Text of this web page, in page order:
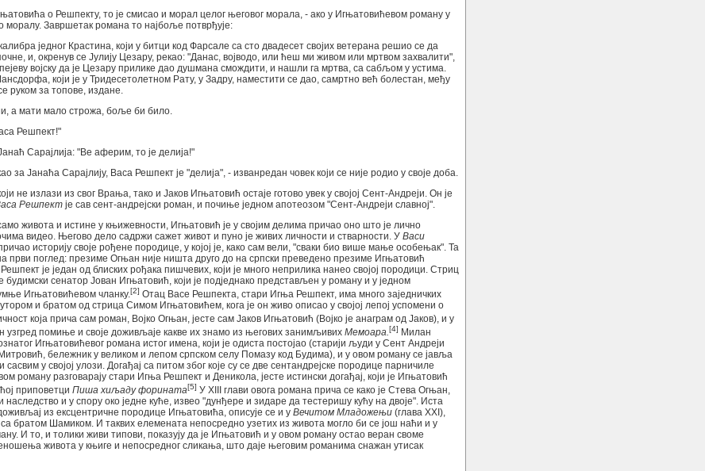
о Решпекту, то је смисао и морал целог његовог морала, - ако у Игњатовићевом роману у
моралу. Завршетак романа то најбоље потврђује:
једног Крастина, који у битци код Фарсале са сто двадесет својих ветерана решио се да
и, окренув се Јулију Цезару, рекао: "Данас, војводо, или ћеш ми живом или мртвом захвалити",
војску да је Цезару прилике дао душмана смождити, и нашли га мртва, са сабљом у устима.
који је у Тридесетолетном Рату, у Задру, наместити се дао, самртно већ болестан, међу
руком за топове, издане.
а мати мало строжа, боље би било.
Решпект!"
Сарајлија: "Bе аферим, то је делија!"
за Јанаћа Сарајлију, Васа Решпект је "делија", - изванредан човек који се није родио у своје доба.
не излази из свог Врања, тако и Јаков Игњатовић остаје готово увек у својој Сент-Андреји. Он је
Решпект је сав сент-андрејски роман, и почиње једном апотеозом "Сент-Андреји славној".
живота и истине у књижевности, Игњатовић је у својим делима причао оно што је лично
видео. Његово дело садржи сажет живот и пуно је живих личности и стварности. У Васи
историју своје рођене породице, у којој је, како сам вели, "сваки био више мање особењак". Та
први поглед: презиме Огњан није ништа друго до на српски преведено презиме Игњатовић
је један од блиских рођака пишчевих, који је много неприлика нанео својој породици. Стриц
будимски сенатор Јован Игњатовић, који је подједнако представљен у роману и у једном
Игњатовићевом чланку.[2] Отац Васе Решпекта, стари Игња Решпект, има много заједничких
и братом од стрица Симом Игњатовићем, кога је он живо описао у својој лепој успомени о
која прича сам роман, Војко Огњан, јесте сам Јаков Игњатовић (Војко је анаграм од Јаков), и у
узгред помиње и своје доживљаје какве их знамо из његових занимљивих Мемоара.[4] Милан
Игњатовићевог романа истог имена, који је одиста постојао (старији људи у Сент Андреји
бележник у великом и лепом српском селу Помазу код Будима), и у овом роману се јавља
у својој улози. Догађај са питом због које су се две сентандрејске породице парничиле
роману разговарају стари Игња Решпект и Деникола, јесте истински догађај, који је Игњатовић
приповетци Пиша хиљаду форината[5] У XIII глави овога романа прича се како је Стева Огњан,
наследство и у спору око једне куће, извео "дунђере и зидаре да тестеришу кућу на двоје". Иста
из ексцентричне породице Игњатовића, описује се и у Вечитом Младожењи (глава XXI),
братом Шамиком. И таквих елемената непосредно узетих из живота могло би се још наћи и у
И то, и толики живи типови, показују да је Игњатовић и у овом роману остао веран своме
живота у књиге и непосредног сликања, што даје његовим романима снажан утисак